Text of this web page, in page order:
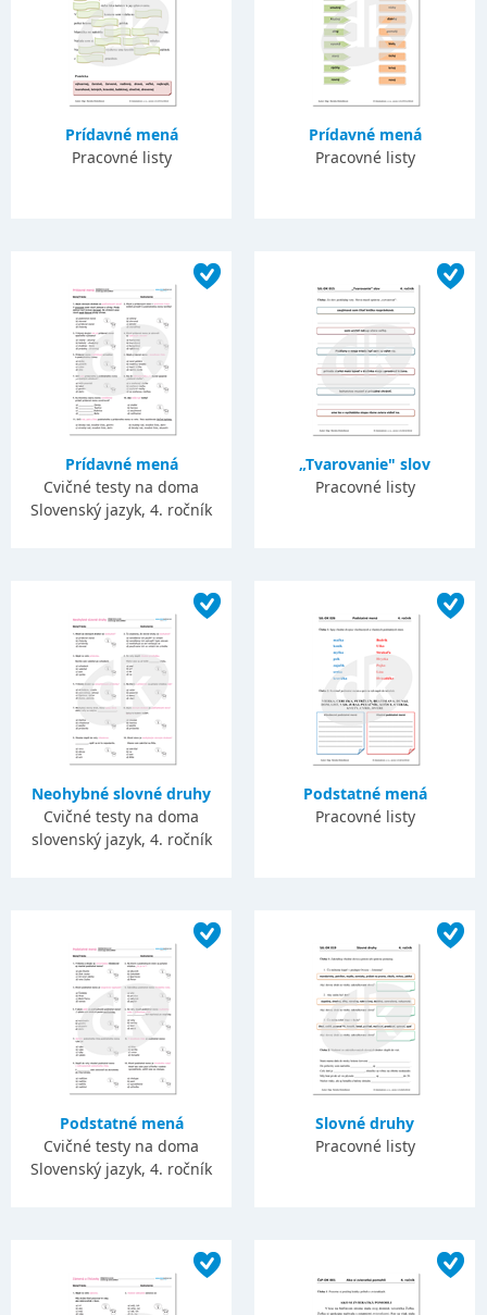
Prídavné mená
Pracovné listy
Prídavné mená
Pracovné listy
Prídavné mená
Cvičné testy na doma
Slovenský jazyk, 4. ročník
„Tvarovanie" slov
Pracovné listy
Neohybné slovné druhy
Cvičné testy na doma
slovenský jazyk, 4. ročník
Podstatné mená
Pracovné listy
Podstatné mená
Cvičné testy na doma
Slovenský jazyk, 4. ročník
Slovné druhy
Pracovné listy